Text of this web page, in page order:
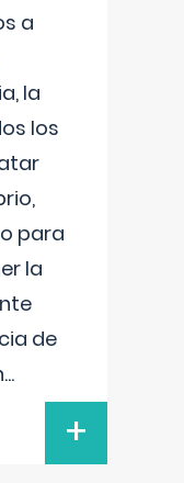
a
la
los
para
la
de
...
+